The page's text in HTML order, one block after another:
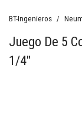
BT-Ingenieros
Juego De 5
1/4"